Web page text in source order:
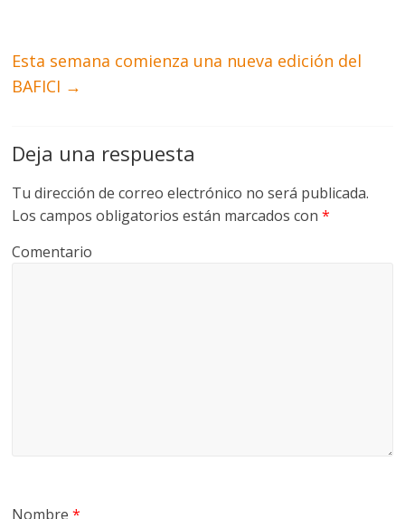
Esta semana comienza una nueva edición del
BAFICI →
Deja una respuesta
Tu dirección de correo electrónico no será publicada.
Los campos obligatorios están marcados con*
Comentario
Nombre*